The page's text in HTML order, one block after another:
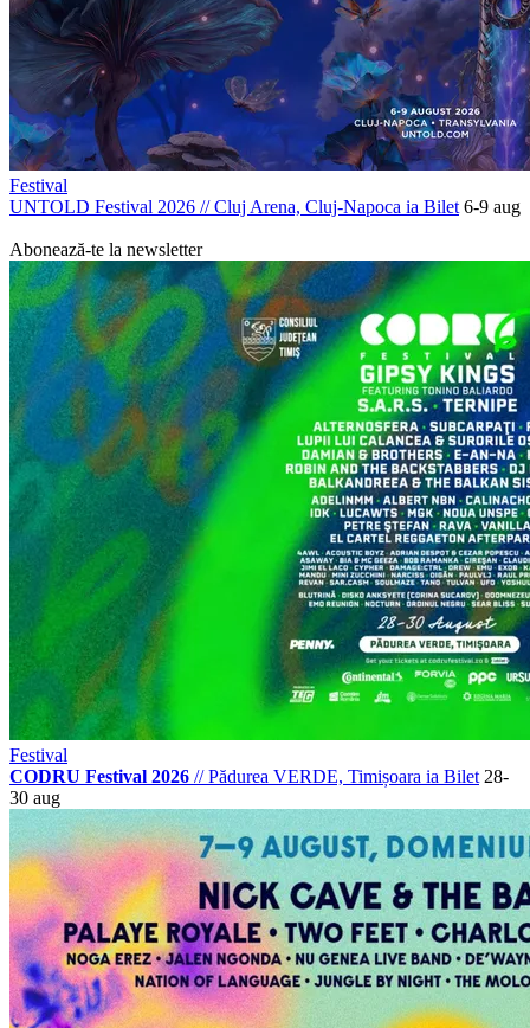
Festival
UNTOLD Festival 2026 //Cluj Arena, Cluj-Napoca ia Bilet 6-9 aug
Abonează-te la newsletter
Festival
CODRU Festival 2026 //Pădurea VERDE, Timișoara ia Bilet 28-
30 aug